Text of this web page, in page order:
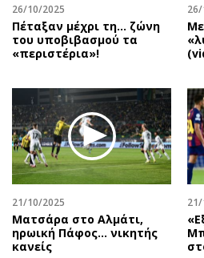
26/10/2025
Πέταξαν μέχρι τη… ζώνη
του υποβιβασμού τα
«περιστέρια»!
21/10/2025
Ματσάρα στο Αλμάτι,
ηρωική Πάφος… νικητής
κανείς